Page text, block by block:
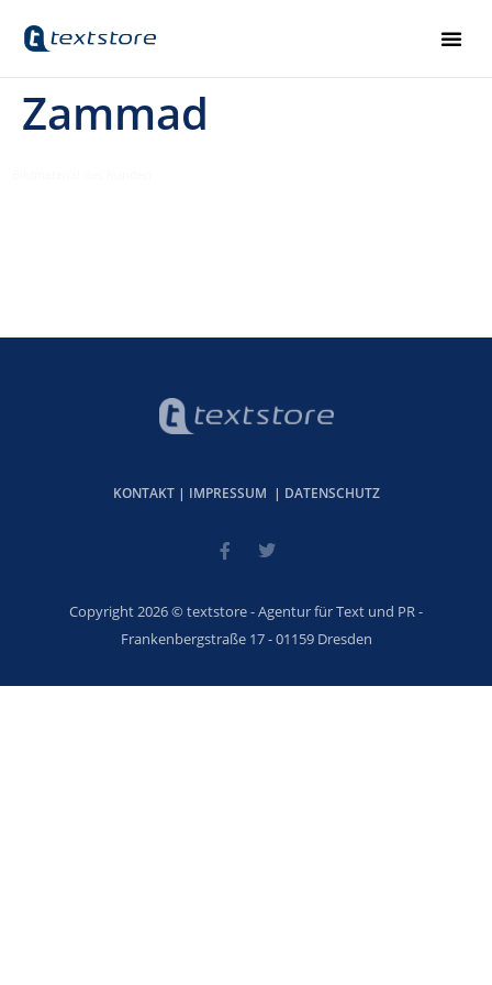
Zammad
KONTAKT| IMPRESSUM | DATENSCHUTZ
Copyright 2026 © textstore - Agentur für Text und PR -
Frankenbergstraße 17 - 01159 Dresden